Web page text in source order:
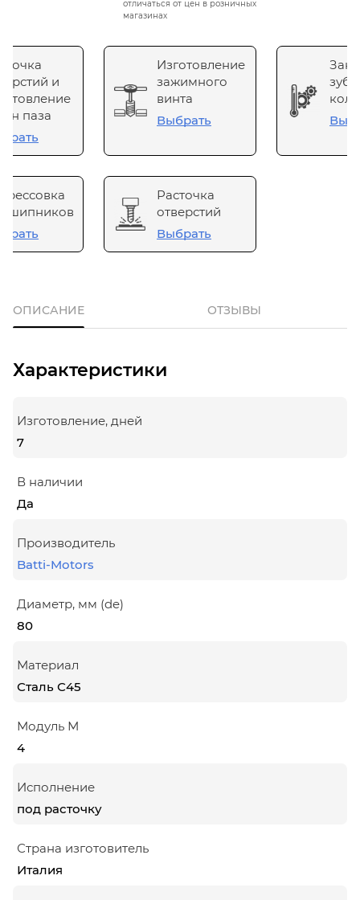
отличаться от цен в розничных
магазинах
и
паза
Изготовление
зажимного
винта
Выбрать
Расточка
отверстий
Выбрать
ОПИСАНИЕ ОТЗЫВЫ
Характеристики
Изготовление, дней
7
В наличии
Да
Производитель
Batti-Motors
Диаметр, мм (de)
80
Материал
Сталь С45
Модуль М
4
Исполнение
под расточку
Страна изготовитель
Италия